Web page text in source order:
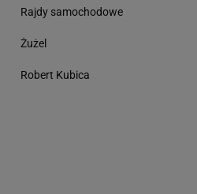
Rajdy samochodowe
Żużel
Robert Kubica